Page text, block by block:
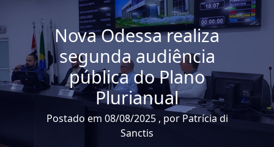
Nova Odessa realiza
segunda audiência
pública do Plano
Plurianual
Postado em 08/08/2025 , por Patrícia di
Sanctis